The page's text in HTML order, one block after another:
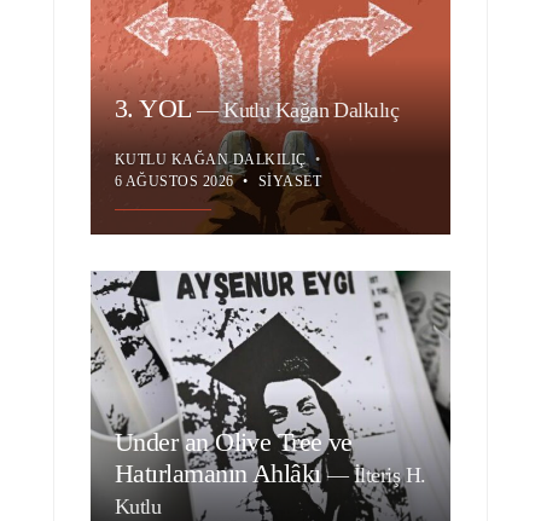
3. YOL—Kutlu Kağan Dalkılıç
KUTLU KAĞAN DALKILIÇ •
6 AĞUSTOS 2026 • SIYASET
Under an Olive Tree ve
Hatırlamanın Ahlâkı— İlteriş H.
Kutlu